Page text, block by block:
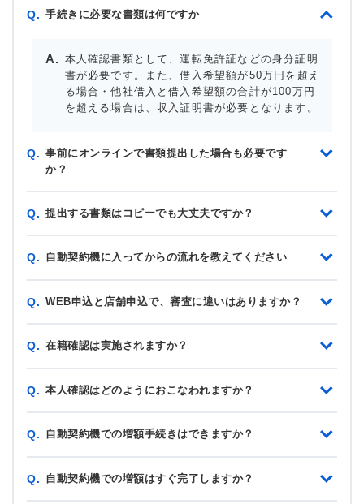
Q. 手続きに必要な書類は何ですか
本人確認書類として、運転免許証などの身分証明
書が必要です。また、借入希望額が50万円を超え
る場合・他社借入と借入希望額の合計が100万円
を超える場合は、収入証明書が必要となります。
Q. 事前にオンラインで書類提出した場合も必要です
か？
Q. 提出する書類はコピーでも大丈夫ですか？
Q. 自動契約機に入ってからの流れを教えてください
Q. WEB申込と店舗申込で、審査に違いはありますか？
Q. 在籍確認は実施されますか？
Q. 本人確認はどのようにおこなわれますか？
Q. 自動契約機での増額手続きはできますか？
Q. 自動契約機での増額はすぐ完了しますか？